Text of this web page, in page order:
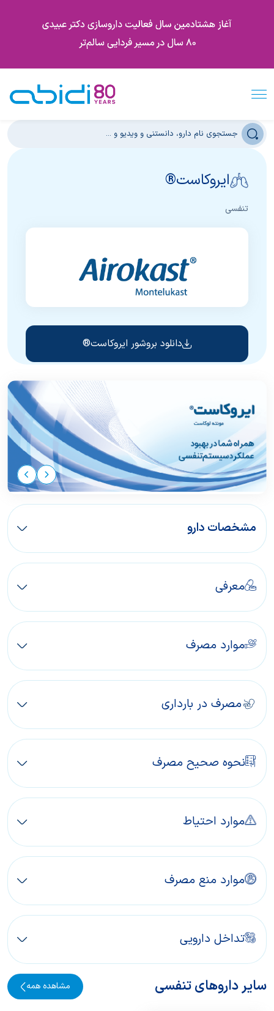
ایروکاست®
تنفسی
دانلود بروشور ایروکاست®
مشخصات دارو
معرفی
موارد مصرف
مصرف در بارداری
نحوه صحیح مصرف
موارد احتیاط
موارد منع مصرف
تداخل دارویی
سایر داروهای تنفسی مشاهده همه